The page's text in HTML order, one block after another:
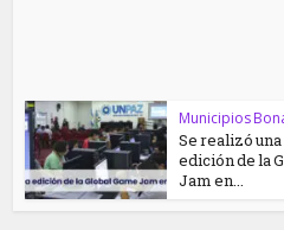
Municipios
Se realizó
edición de la
Jam en...